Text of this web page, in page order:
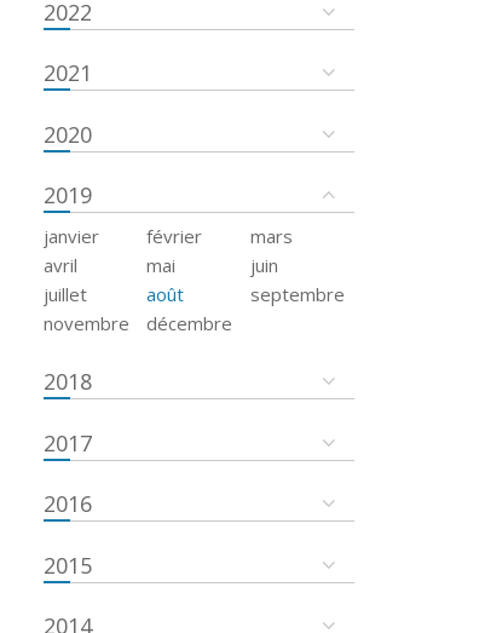
2022
2021
2020
2019
janvier février
mars
avril
mai
juin
juillet
août
septembre
novembre
décembre
2018
2017
2016
2015
2014